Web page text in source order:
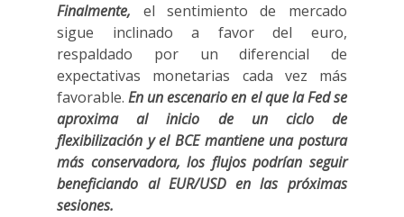
Finalmente, el sentimiento de mercado
sigue inclinado a favor del euro,
respaldado por un diferencial de
expectativas monetarias cada vez más
favorable.En un escenario en el que la Fed se
aproxima al inicio de un ciclo de
flexibilización y el BCE mantiene una postura
más conservadora, los flujos podrían seguir
beneficiando al EUR/USD en las próximas
sesiones.